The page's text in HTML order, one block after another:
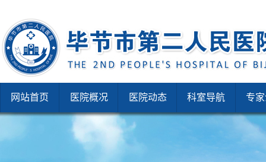
网站首页 医院概况 医院动态 科室导航 专